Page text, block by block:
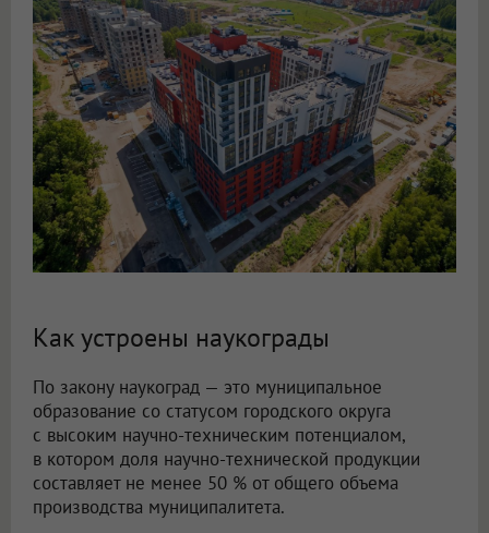
Как устроены наукограды
По закону наукоград — это муниципальное
образование со статусом городского округа
с высоким научно-техническим потенциалом,
в котором доля научно-технической продукции
составляет не менее 50 % от общего объема
производства муниципалитета.